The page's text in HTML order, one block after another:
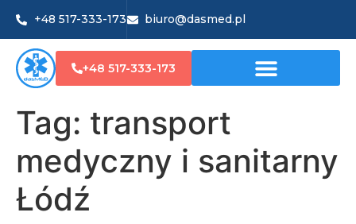
+48 517-333-173 biuro@dasmed.pl
+48 517-333-173
Tag: transport
medyczny i sanitarny
Łódź